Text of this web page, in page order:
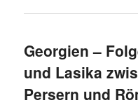
Georgien –
und Lasika
Persern und